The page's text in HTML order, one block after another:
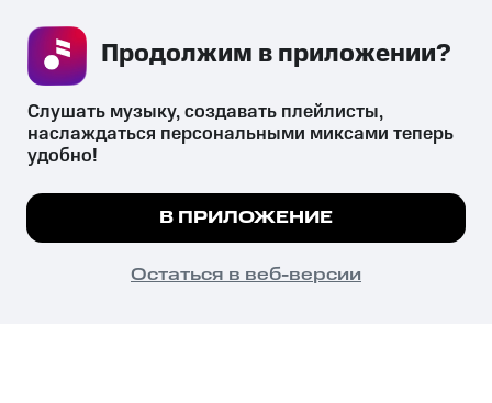
СКАЧАТЬ ПРИЛОЖЕНИЕ
психотропных веществ, их аналогов причиняет вред здоровью,
их незаконный оборот запрещён и влечёт установленную
законодательством ответственность.
© 2026 ООО «КИОН».
Все права защищены
Мы используем куки, чтобы на сайте все
Подробнее
ПОНЯТНО
Слушать музыку, создавать плейлисты,
наслаждаться персональными миксами теперь
удобно!
В ПРИЛОЖЕНИЕ
Остаться в веб-версии